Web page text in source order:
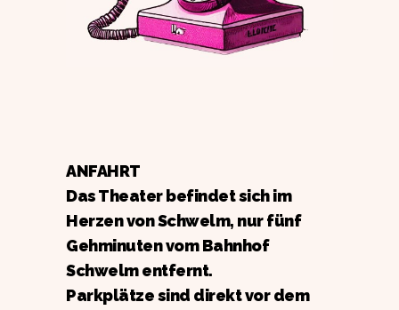
ANFAHRT
Das Theater befindet sich im
Herzen von Schwelm, nur fünf
Gehminuten vom Bahnhof
Schwelm entfernt.
Parkplätze sind direkt vor dem